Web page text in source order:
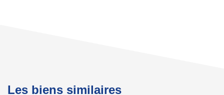
Les biens similaires